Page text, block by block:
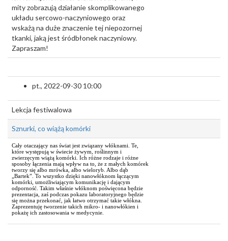
mity zobrazują działanie skomplikowanego
układu sercowo-naczyniowego oraz
wskażą na duże znaczenie tej niepozornej
tkanki, jaką jest śródbłonek naczyniowy.
Zapraszam!
pt., 2022-09-30 10:00
Lekcja festiwalowa
Sznurki, co wiążą komórki
Cały otaczający nas świat jest związany włóknami. Te,
które występują w świecie żywym, roślinnym i
zwierzęcym wiążą komórki. Ich różne rodzaje i różne
sposoby łączenia mają wpływ na to, że z małych komórek
tworzy się albo mrówka, albo wieloryb. Albo dąb
„Bartek”. To wszystko dzięki nanowłóknom łączącym
komórki, umożliwiającym komunikację i dającym
odporność. Takim właśnie włóknom poświęcona będzie
prezentacja, zaś podczas pokazu laboratoryjnego będzie
się można przekonać, jak łatwo otrzymać takie włókna.
Zaprezentuję tworzenie takich mikro- i nanowłókien i
pokażę ich zastosowania w medycynie.